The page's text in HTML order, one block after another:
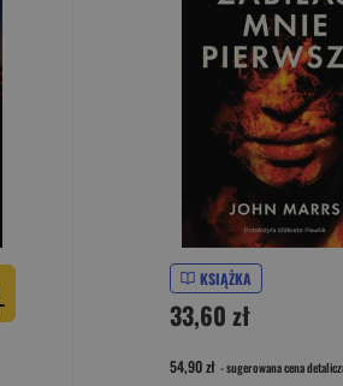
KSIĄŻKA
33,60 zł
54,90 zł - sugerowana cena